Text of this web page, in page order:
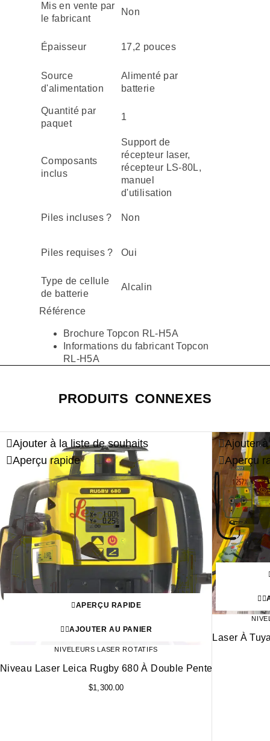
Mis en vente par
le fabricant
Non
Épaisseur 17,2 pouces
Source
d'alimentation
Alimenté par
batterie
Quantité par
paquet
1
Composants
inclus
Support de
récepteur laser,
récepteur LS-80L,
manuel
d'utilisation
Piles incluses ? Non
Piles requises ? Oui
Type de cellule
de batterie
Alcalin
Référence
Brochure Topcon RL-H5A
Informations du fabricant Topcon
RL-H5A
PRODUITS CONNEXES
Ajouter à la liste de souhaits
Aperçu rapide
APERÇU RAPIDE
AJOUTER AU PANIER
NIVELEURS LASER ROTATIFS
Niveau Laser Leica Rugby 680 À Double Pente
$1,300.00
Ajouter
Aperçu
Laser À